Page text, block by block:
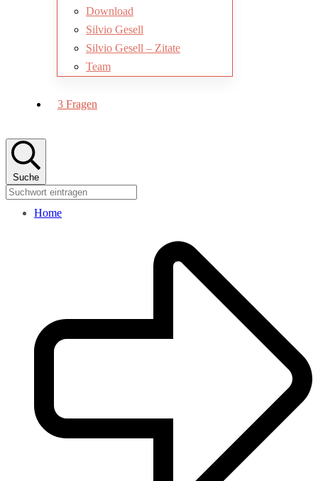
Download
Silvio Gesell
Silvio Gesell – Zitate
Team
3 Fragen
Suche
Home